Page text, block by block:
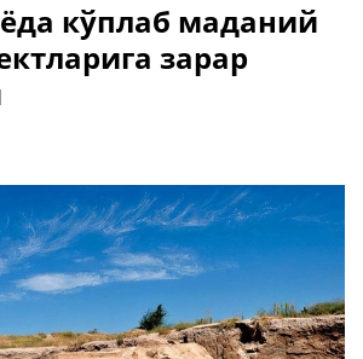
кўплаб маданий
зарар